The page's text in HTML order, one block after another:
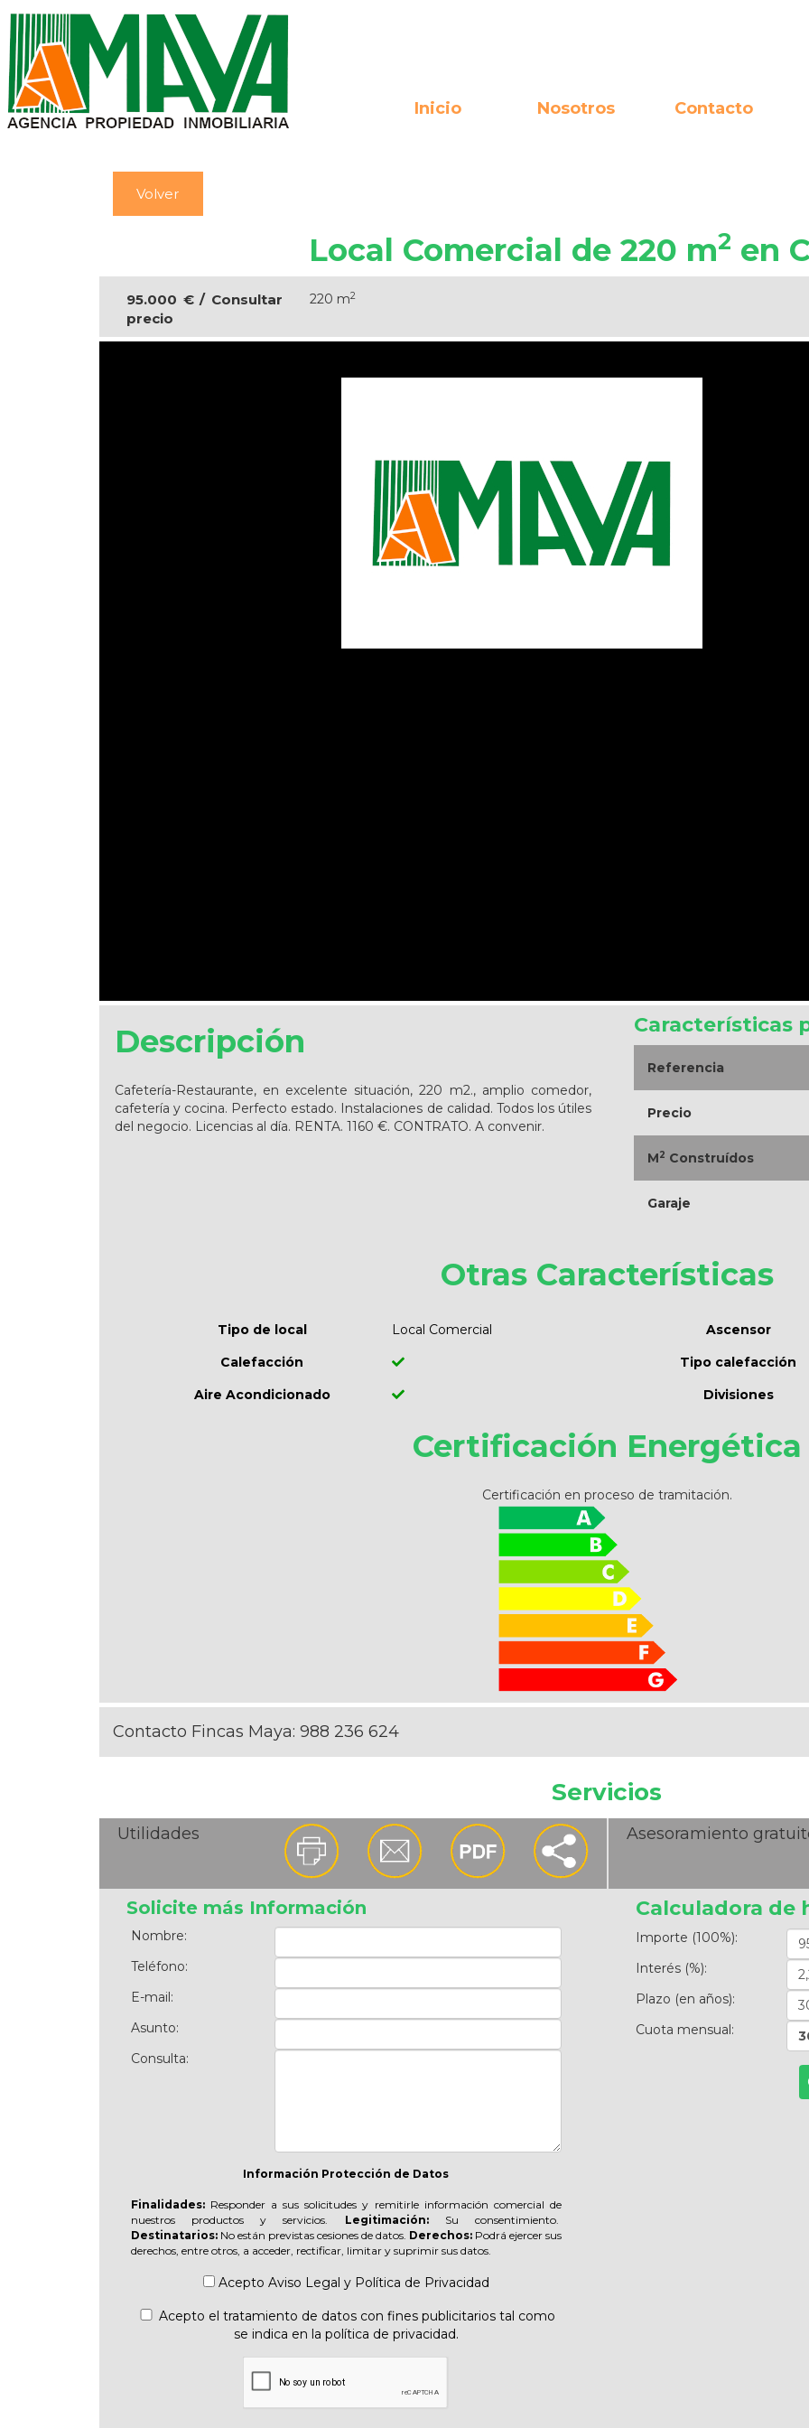
Inicio Nosotros Contacto
Volver
Local Comercial de 220 m2 en
95.000 € / Consultar
precio
220 m2
Descripción
Cafetería-Restaurante, en excelente situación, 220 m2., amplio comedor,
cafetería y cocina. Perfecto estado. Instalaciones de calidad. Todos los útiles
del negocio. Licencias al día. RENTA. 1160 €. CONTRATO. A convenir.
Características
Referencia
Precio
M2 Construídos
Garaje
Otras Características
Tipo de local Local Comercial
Ascensor
Calefacción
Tipo calefacción
Aire Acondicionado
Divisiones
Certificación Energética
Certificación en proceso de tramitación.
Contacto Fincas Maya: 988 236 624
Servicios
Utilidades
Solicite más Información
Nombre:
Teléfono:
E-mail:
Asunto:
Consulta:
Información Protección de Datos
Finalidades:Responder a sus solicitudes y remitirle información comercial de
nuestros productos y servicios. Legitimación:Su consentimiento.
Destinatarios:No están previstas cesiones de datos. Derechos:Podrá ejercer sus
derechos, entre otros, a acceder, rectificar, limitar y suprimir sus datos.
Acepto Aviso Legal y Política de Privacidad
Acepto el tratamiento de datos con fines publicitarios tal como
se indica en la política de privacidad.
Asesoramiento
Calculadora de
Importe (100%):
Interés (%):
Plazo (en años):
Cuota mensual: